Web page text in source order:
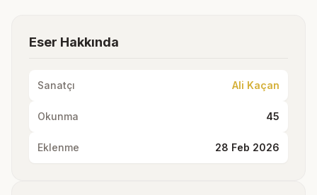
Eser Hakkında
Sanatçı Ali Kaçan
Okunma 45
Eklenme 28 Feb 2026